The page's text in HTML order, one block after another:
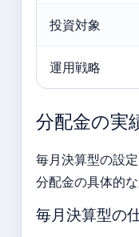
投資対象
運用戦略
分配金の実
毎月決算型の設
分配金の具体的
毎月決算型の